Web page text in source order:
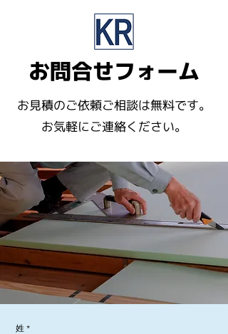
お問合せフォーム
お見積のご依頼ご相談は無料です。
お気軽にご連絡ください。
姓